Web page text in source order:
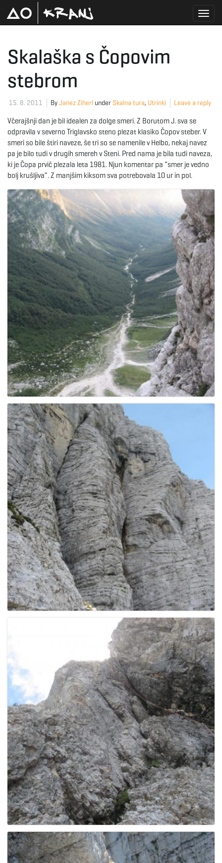
g
e
n
a
v
a
t
i
o
n
Skalaška s Čopovim
stebrom
15. 8. 2011 ByJanez Ziherl under Skalna tura, Utrinki Leave a reply
Včerajšnji dan je bil idealen za dolge smeri. Z Borutom J. sva se
odpravila v severno Triglavsko steno plezat klasiko Čopov steber. V
smeri so bile štiri naveze, še tri so se namenile v Helbo, nekaj navez
pa je bilo tudi v drugih smereh v Steni. Pred nama je bila tudi naveza,
ki je Čopa prvič plezala leta 1981. Njun komentar pa “smer je vedno
bolj krušljiva”. Z manjšim kiksom sva potrebovala 10 ur in pol.